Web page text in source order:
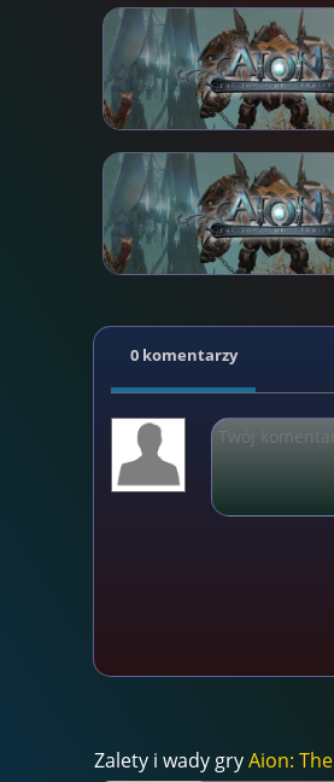
0 komentarzy
Zalety i wady gryAion: The Tower of...